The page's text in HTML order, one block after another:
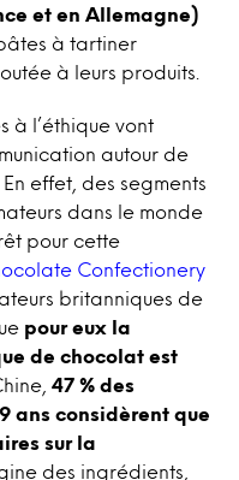
et en Allemagne)
à tartiner
à leurs produits.
à l’éthique vont
autour de
effet, des segments
dans le monde
pour cette
Confectionery
britanniques de
pour eux la
de chocolat est
47 % des
ans considèrent que
sur la
des ingrédients,